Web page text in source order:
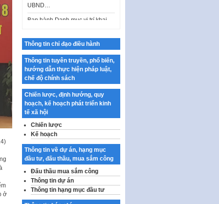
ở
thác quảng cáo trên địa bàn
Kế hoạch Tổ chức Cuộc thi
chính luận về bảo vệ nền tảng tư
tưởng của Đảng…
Công bố công khai dự toán kinh
phí xây dựng pháp luật, hoàn
thiện thể chế, chính…
Quy định về nghiên cứu, ứng
dụng khoa học, công nghệ, đổi
mới sáng tạo và chuyển…
Quy định chi tiết và hướng dẫn
thi hành một số điều của Luật Lý
lịch tư…
Sửa đổi, bổ sung một số nội
dung tại Nghị quyết số 30/NQ-
CP ngày 24 tháng 02…
Thông tin chỉ đạo điều hành
Thông tin tuyên truyền, phổ biến,
hướng dẫn thực hiện pháp luật,
chế độ chính sách
Chiến lược, định hướng, quy
hoạch, kế hoạch phát triển kinh
tế xã hội
Chiến lược
Kế hoạch
Thông tin về dự án, hạng mục
đầu tư, đấu thầu, mua sắm công
Đấu thầu mua sắm công
Thông tin dự án
Thông tin hạng mục đầu tư